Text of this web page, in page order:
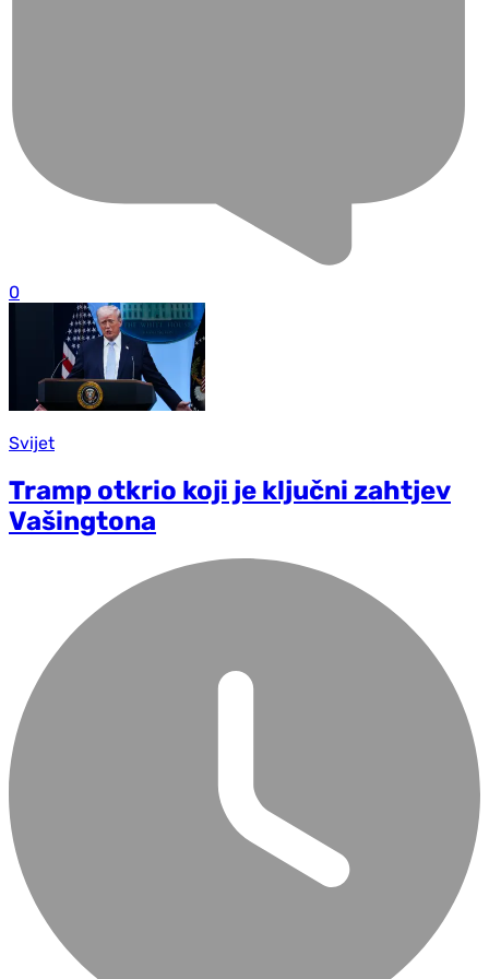
0
Svijet
Tramp otkrio koji je ključni zahtjev
Vašingtona